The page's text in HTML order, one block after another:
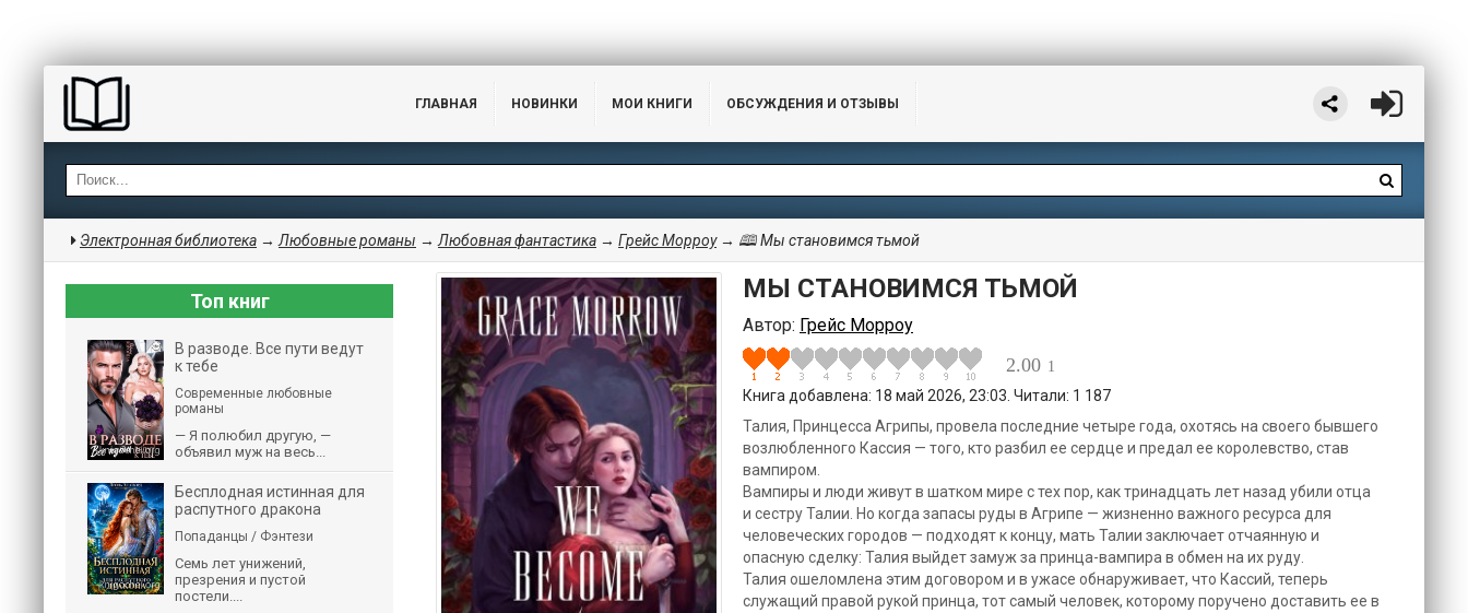
ГЛАВНАЯ НОВИНКИ МОИ КНИГИ ОБСУЖДЕНИЯ И ОТЗЫВЫ
Электронная библиотека → Любовные романы → Любовная фантастика → Грейс Морроу→ 🕮 Мы становимся тьмой
МЫ СТАНОВИМСЯ ТЬМОЙ
Автор: Грейс Морроу
2.00 1
Книга добавлена: 18 май 2026, 23:03. Читали: 1 187
Талия, Принцесса Агрипы, провела последние четыре года, охотясь на своего бывшего
возлюбленного Кассия — того, кто разбил ее сердце и предал ее королевство, став
вампиром.
Вампиры и люди живут в шатком мире с тех пор, как тринадцать лет назад убили отца
и сестру Талии. Но когда запасы руды в Агрипе — жизненно важного ресурса для
человеческих городов — подходят к концу, мать Талии заключает отчаянную и
опасную сделку: Талия выйдет замуж за принца-вампира в обмен на их руду.
Талия ошеломлена этим договором и в ужасе обнаруживает, что Кассий, теперь
служащий правой рукой принца, тот самый человек, которому поручено доставить ее в
Топ книг
В разводе. Все пути ведут
к тебе
Современные любовные
романы
— Я полюбил другую, —
объявил муж на весь...
Бесплодная истинная для
распутного дракона
Попаданцы / Фэнтези
Семь лет унижений,
презрения и пустой
постели....